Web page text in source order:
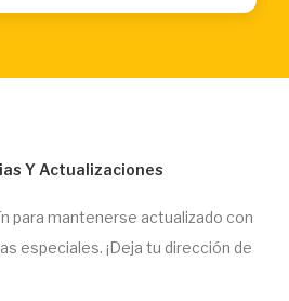
Y Actualizaciones
para mantenerse actualizado con
especiales. ¡Deja tu dirección de